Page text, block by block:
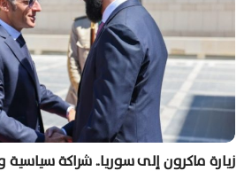
زيارة ماكرون إلى سوريا.. شراكة سياسية